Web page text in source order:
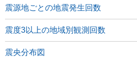
震源地ごとの地震発生回数
震度3以上の地域別観測回数
震央分布図